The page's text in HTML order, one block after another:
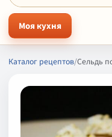
Моя кухня
Каталог рецептов/Сельдь